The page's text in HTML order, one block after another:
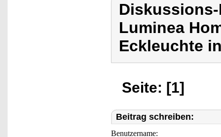
Luminea
Eckleuchte
Seite: [1]
Beitrag schreiben:
Benutzername: